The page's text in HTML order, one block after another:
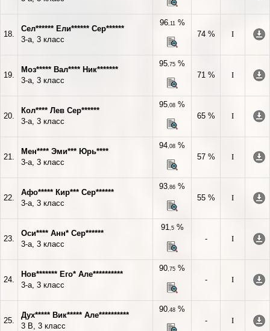
18.
Сел****** Ели****** Сер******
3-а, 3 класс
96,11%
74 %
I
19.
Моз***** Вал**** Ник*******
3-а, 3 класс
95,75 %
71 %
I
20.
Кол**** Лев Сер******
3-а, 3 класс
95,08 %
65 %
I
21.
Мен**** Эми*** Юрь****
3-а, 3 класс
94,08 %
57 %
I
22.
Афо***** Кир*** Сер******
3-а, 3 класс
93,86 %
55 %
I
23.
Оси**** Анн* Сер******
3-а, 3 класс
91,5%
-
I
24.
Нов******* Его* Але**********
3-а, 3 класс
90,75 %
-
I
25.
Дух***** Вик***** Але**********
3 В, 3 класс
90,48 %
-
I